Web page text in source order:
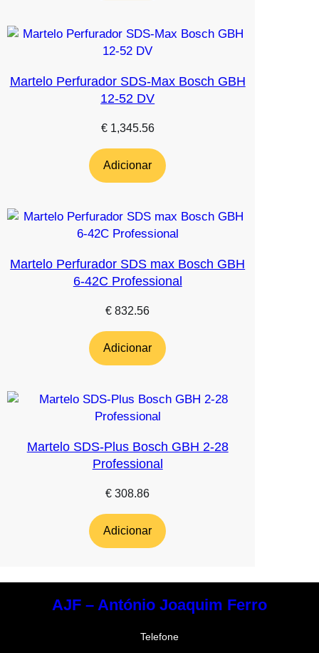
Martelo Perfurador SDS-Max Bosch GBH
12-52 DV
€1,345.56
Adicionar
Martelo Perfurador SDS max Bosch GBH
6-42C Professional
€ 832.56
Adicionar
Martelo SDS-Plus Bosch GBH 2-28
Professional
€ 308.86
Adicionar
AJF – António Joaquim Ferro
Telefone